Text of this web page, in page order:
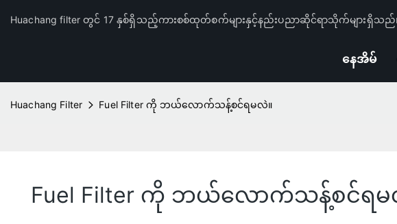
Huachang filter တွင် 17 နှစ်ရှိသည့်ကားစစ်ထုတ်စက်များနှင့်နည်းပညာဆိုင်ရာသိုက်များရှိသည်
နေအိမ်
Huachang Filter Fuel Filter ကို ဘယ်လောက်သန့်စင်ရမလဲ။
Fuel Filter ကို ဘယ်လောက်သန့်စင်ရမ